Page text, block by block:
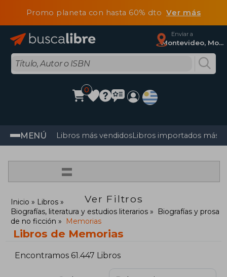
Promo planeta con hasta 60% dtoVer más
Enviar a
Montevideo, Montevideo
0
MENÚ Libros más vendidosLibros importados más
=
Ver Filtros
Inicio
Libros
Biografías, literatura y estudios literarios
Biografías y prosa
de no ficción
Memorias
Libros de Memorias
Encontramos 61.447 Libros